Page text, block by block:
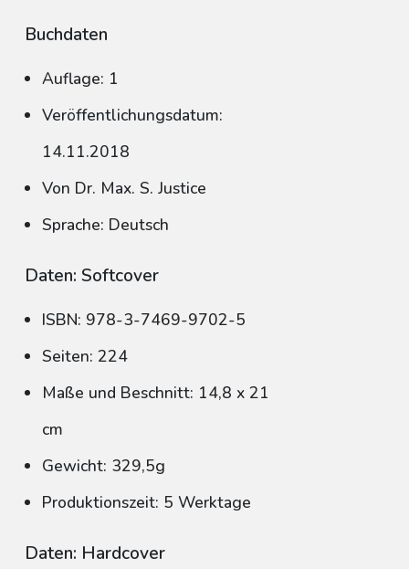
Buchdaten
Auflage: 1
Veröffentlichungsdatum:
14.11.2018
Von Dr. Max. S. Justice
Sprache: Deutsch
Daten: Softcover
ISBN: 978-3-7469-9702-5
Seiten: 224
Maße und Beschnitt: 14,8 x 21
cm
Gewicht: 329,5g
Produktionszeit: 5 Werktage
Daten: Hardcover